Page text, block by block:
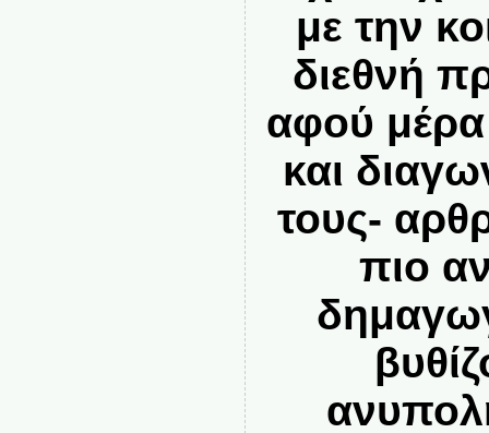
με την
διεθνή
αφού μέρα
και
τους-
πιο